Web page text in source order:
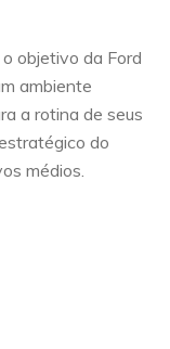
objetivo da Ford
ambiente
a rotina de seus
do
médios.